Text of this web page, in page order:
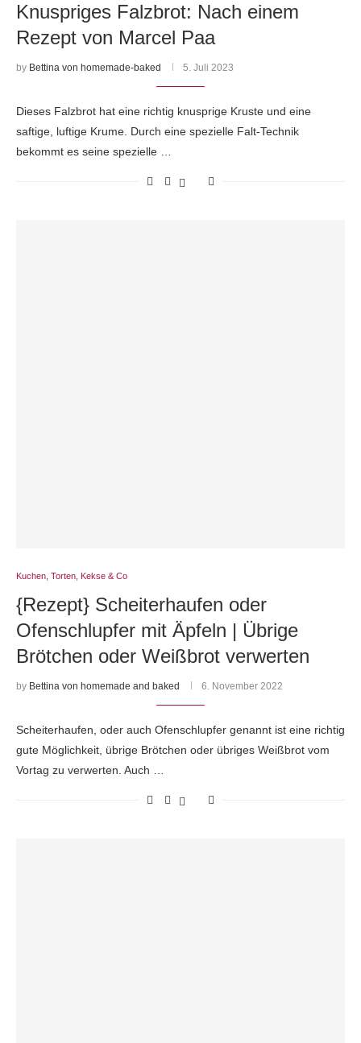
Knuspriges Falzbrot: Nach einem
Rezept von Marcel Paa
by Bettina von homemade-baked 5. Juli 2023
Dieses Falzbrot hat eine richtig knusprige Kruste und eine
saftige, luftige Krume. Durch eine spezielle Falt-Technik
bekommt es seine spezielle …
Kuchen, Torten, Kekse & Co
{Rezept} Scheiterhaufen oder
Ofenschlupfer mit Äpfeln | Übrige
Brötchen oder Weißbrot verwerten
by Bettina von homemade and baked 6. November 2022
Scheiterhaufen, oder auch Ofenschlupfer genannt ist eine richtig
gute Möglichkeit, übrige Brötchen oder übriges Weißbrot vom
Vortag zu verwerten. Auch …